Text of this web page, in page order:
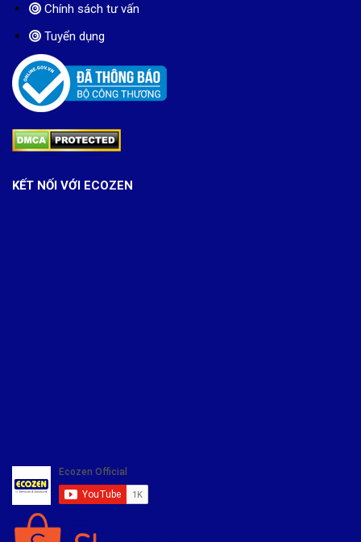
Chính sách tư vấn
Tuyển dụng
KẾT NỐI VỚI ECOZEN